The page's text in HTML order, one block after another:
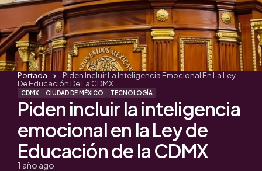
CDMX CIUDAD DE MÉXICO TECNOLOGÍA
Piden incluir la inteligencia
emocional en la Ley de
Educación de la CDMX
1 año ago
Portada
Piden Incluir La Inteligencia Emocional En La Ley
De Educación De La CDMX